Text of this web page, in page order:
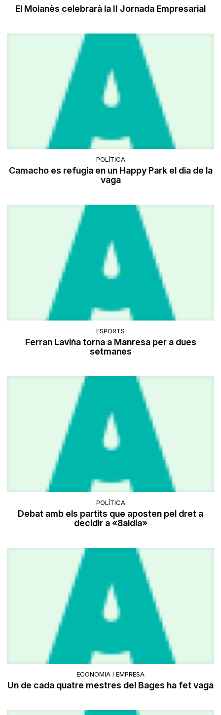
El Moianès celebrarà la II Jornada Empresarial
POLÍTICA
Camacho es refugia en un Happy Park el dia de la
vaga
ESPORTS
Ferran Laviña torna a Manresa per a dues
setmanes
POLÍTICA
Debat amb els partits que aposten pel dret a
decidir a «8aldia»
ECONOMIA I EMPRESA
Un de cada quatre mestres del Bages ha fet vaga